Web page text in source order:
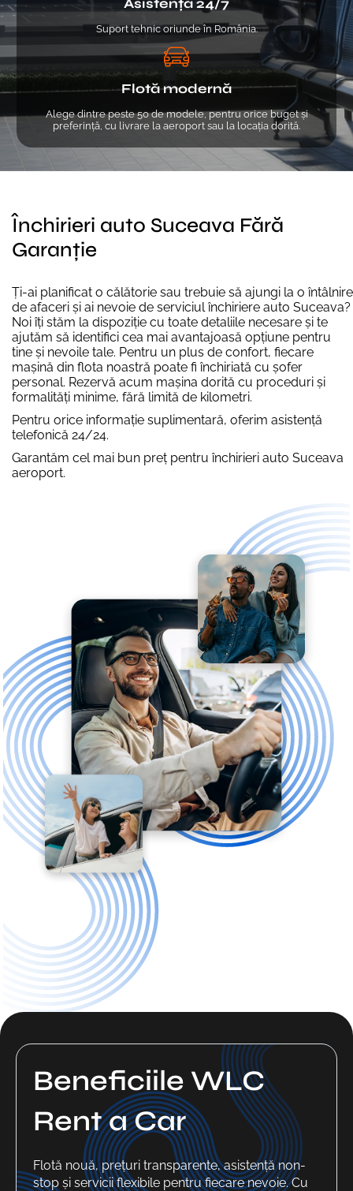
Asistență 24/7
Suport tehnic oriunde în România.
Flotă modernă
Alege dintre peste 50 de modele, pentru orice buget și
preferință, cu livrare la aeroport sau la locația dorită.
Închirieri auto Suceava Fără
Garanție
Ți-ai planificat o călătorie sau trebuie să ajungi la o întâlnire
de afaceri și ai nevoie de serviciul închiriere auto Suceava?
Noi îți stăm la dispoziție cu toate detaliile necesare și te
ajutăm să identifici cea mai avantajoasă opțiune pentru
tine și nevoile tale. Pentru un plus de confort, fiecare
mașină din flota noastră poate fi închiriată cu șofer
personal. Rezervă acum mașina dorită cu proceduri și
formalități minime, fără limită de kilometri.
Pentru orice informație suplimentară, oferim asistență
telefonică 24/24.
Garantăm cel mai bun preț pentru închirieri auto Suceava
aeroport.
Beneficiile WLC
Rent a Car
Flotă nouă, prețuri transparente, asistență non-
stop și servicii flexibile pentru fiecare nevoie. Cu